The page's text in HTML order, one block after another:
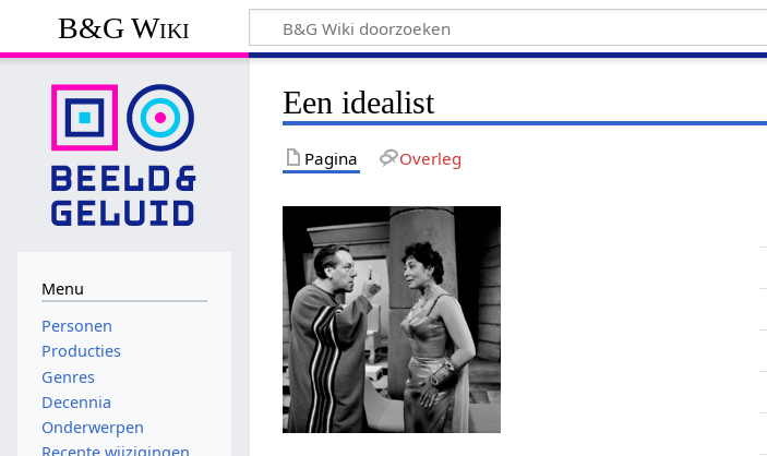
B&G Wiki
Een idealist
Pagina Overleg
Menu
Personen
Producties
Genres
Decennia
Onderwerpen